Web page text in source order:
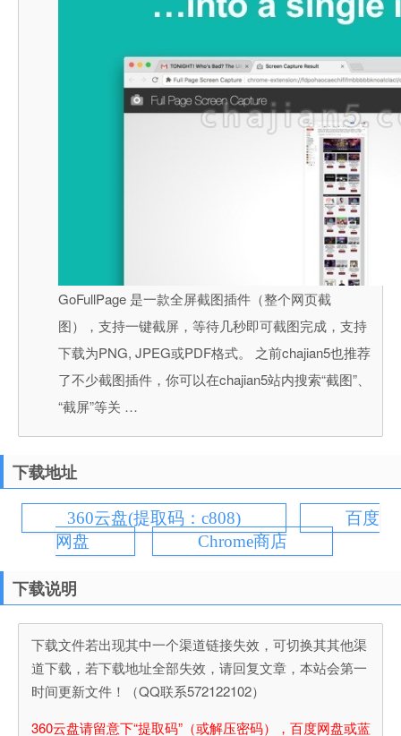
GoFullPage 是一款全屏截图插件（整个网页截
图），支持一键截屏，等待几秒即可截图完成，支持
下载为PNG, JPEG或PDF格式。 之前chajian5也推荐
了不少截图插件，你可以在chajian5站内搜索“截图”、
“截屏”等关 …
下载地址
360云盘(提取码：c808)
百度
网盘
Chrome商店
下载说明
下载文件若出现其中一个渠道链接失效，可切换其其他渠
道下载，若下载地址全部失效，请回复文章，本站会第一
时间更新文件！（QQ联系572122102）
360云盘请留意下“提取码”（或解压密码），百度网盘或蓝